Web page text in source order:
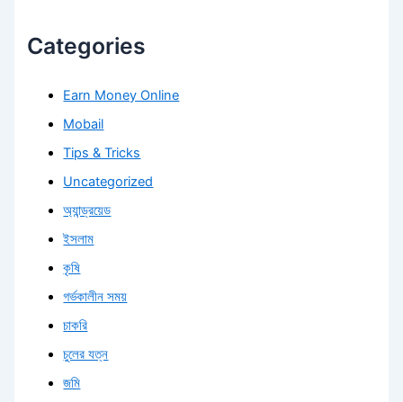
Categories
Earn Money Online
Mobail
Tips & Tricks
Uncategorized
অ্যান্ড্রয়েড
ইসলাম
কৃষি
গর্ভকালীন সময়
চাকরি
চুলের যত্ন
জমি